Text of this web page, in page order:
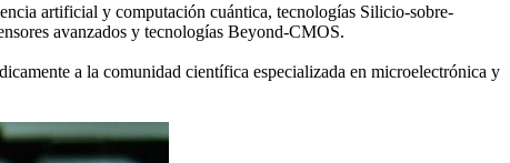
artificial y computación cuántica, tecnologías Silicio-sobre-
avanzados y tecnologías Beyond-CMOS.
a la comunidad científica especializada en microelectrónica y